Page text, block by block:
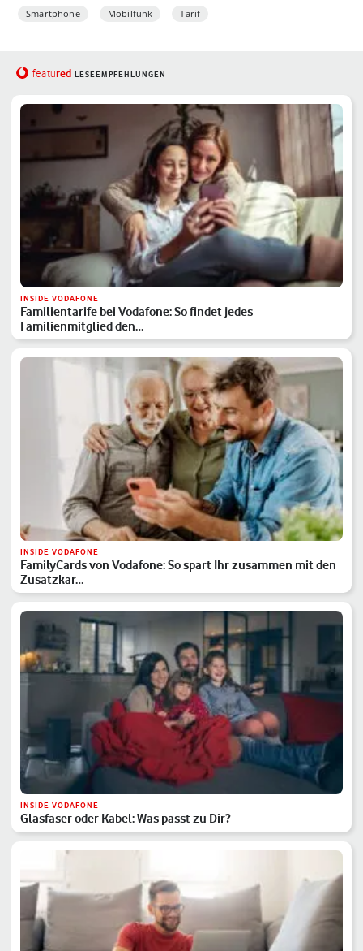
Smartphone Mobilfunk Tarif
featured LESEEMPFEHLUNGEN
INSIDE VODAFONE
Familientarife bei Vodafone: So findet jedes
Familienmitglied den…
INSIDE VODAFONE
FamilyCards von Vodafone: So spart Ihr zusammen mit den
Zusatzkar…
INSIDE VODAFONE
Glasfaser oder Kabel: Was passt zu Dir?